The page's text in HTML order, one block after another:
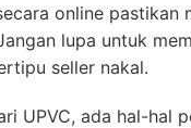
online pastikan
lupa untuk
seller nakal.
UPVC, ada hal-hal